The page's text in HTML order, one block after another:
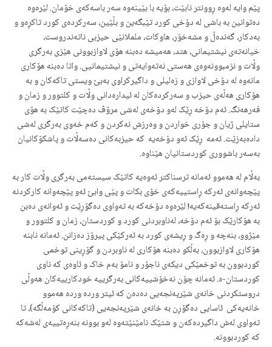
پێم وایە لەوە ڕوونتر نابێت، بۆیە با بێینەوە سەر باسەکەی خۆمان. لێرەوە
دەتوانین به باشی لە دۆخی کورد تێبگەین و بڵێین، سەرکردەی کورد تاکڕەو و
بەدکار، گەندەڵ و مشەخۆر، هاوکات، ململانێی حیزبی ناتەندروست،
خیانەتەی نیشتیمانی، هتد، هەمیشە دەبنە هۆی لاوازبوونی هێزی بەرگری
وڵات و نزمبوونەوەی هەستی نەتەوایەتی و نیشتیمانیی. واتا دەبنە هۆکاری
مانەوە لە دۆخی لاوازی و زەلیلی و داگیرکراوی بەبێ ویستی تاکەکان و بە
هۆکاری هەڵەی حیزب و سەرکردەکان لە ئیدارەدانی وڵات و کلتوور و زمان و
فەرهەنگ. ئەم دۆخە ڕێک لەو دۆخەی لەشی مرۆڤ دەچێت کاتێک بە هۆی
ستایلی ژیان و جۆری خواردن و وەرزش نەکردن و کەم خەوی بەرگری لەشی
دادەبەزێت. ئەمە ڕێک ئەو دۆخەیە کە حیزبەکانی دەسەڵات و پاشکۆکانیان
بەسەر باشووری کوردستانیان هێناوە.
بەڵام لە هەموو ئەمانە ترسناکتر ئەوەیە کاتێک سیستەمی بەرگری وڵات کار بە
پێچەوانەی ئەرکە ڕاستییەکەی خۆی بکات و پێی وابێ ئەو پێچەوانە کارکردنە
ئەرکە ڕاستەقینەکەیە! لێرەوە دۆخەکە بە تەواوی دەگۆڕێت و ئەوانەی دەبن
بە هۆکارێک بۆ ئەم دۆخە، لەناوبردنی کورد و کوردستان، زمان و کلتوور و
مێژوو، بنەچە و ڕەگ و ڕیشەی کورد بە ئەرکێکی پیرۆز دەزانن. ئەمانە نابنە
هۆکاری لاوازبوون، بەڵکو دەبنە هۆکاری لە ناوبردن و گۆڕینی توخمی
کوردبوون بە توخمێکی دیکەی ناجۆر و نامۆ بەم خاک و ئاوەی کە ناوی
کوردستان-ە. ئەمانە چۆن نەخۆشییەکانی بەرگرییە خودکارییەکان هەوڵی
دروستکردنی خانەی شێرپەنجەیی دەدەن کە ئیتر وردە وردە هەموو
خانەیەکی ئاسایی دەگۆڕن بە خانەی شێرپەنجەیی (تاکەکانی کۆمەڵگە)، تا
تەواوی لەش داگیردەکەن و شتێک نامێنێتەوە لەو بوونە بنەڕەتییەی لەشەکە
کە کوردبوونە.